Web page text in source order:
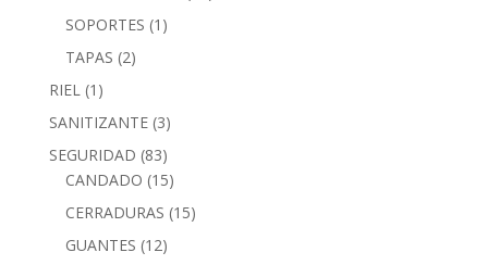
SOPORTES (1)
TAPAS (2)
RIEL (1)
SANITIZANTE (3)
SEGURIDAD (83)
CANDADO (15)
CERRADURAS (15)
GUANTES (12)